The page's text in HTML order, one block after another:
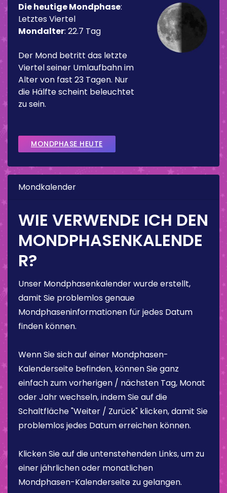
Die heutige Mondphase:
Letztes Viertel
Mondalter: 22.7 Tag
Der Mond betritt das letzte
Viertel seiner Umlaufbahn im
Alter von fast 23 Tagen. Nur
die Hälfte scheint beleuchtet
zu sein.
MONDPHASE HEUTE
Mondkalender
WIE VERWENDE ICH DEN
MONDPHASENKALENDE
R?
Unser Mondphasenkalender wurde erstellt,
damit Sie problemlos genaue
Mondphaseninformationen für jedes Datum
finden können.
Wenn Sie sich auf einer Mondphasen-
Kalenderseite befinden, können Sie ganz
einfach zum vorherigen / nächsten Tag, Monat
oder Jahr wechseln, indem Sie auf die
Schaltfläche "Weiter / Zurück" klicken, damit Sie
problemlos jedes Datum erreichen können.
Klicken Sie auf die untenstehenden Links, um zu
einer jährlichen oder monatlichen
Mondphasen-Kalenderseite zu gelangen.